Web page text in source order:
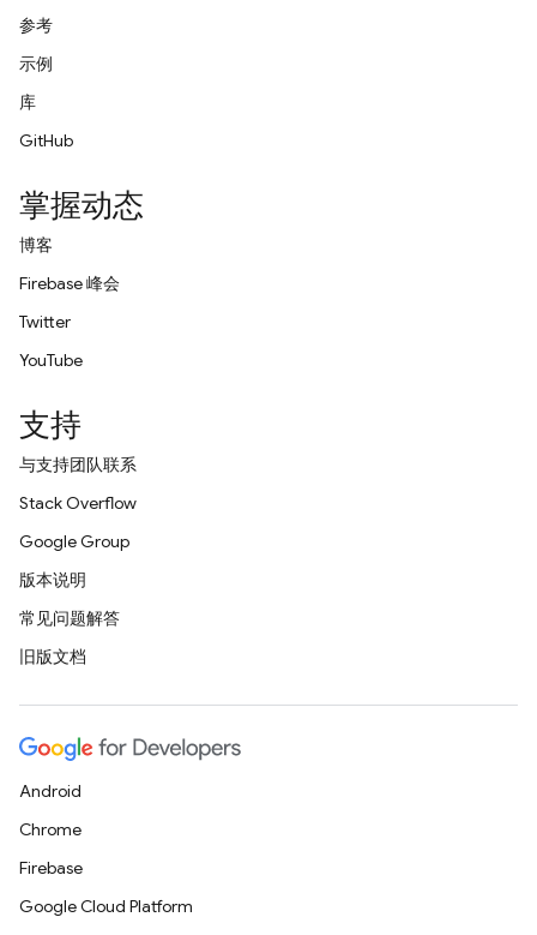
参考
示例
库
GitHub
掌握动态
博客
Firebase 峰会
Twitter
YouTube
支持
与支持团队联系
Stack Overflow
Google Group
版本说明
常见问题解答
旧版文档
Android
Chrome
Firebase
Google Cloud Platform